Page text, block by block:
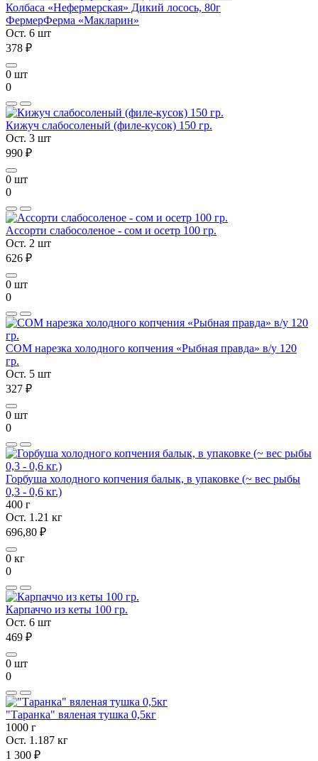
Колбаса «Нефермерская» Дикий лосось, 80г
ФермерФерма «Макларин»
Ост. 6 шт
378 ₽
0 шт
0
Кижуч слабосоленый (филе-кусок) 150 гр.
Ост. 3 шт
990 ₽
0 шт
0
Ассорти слабосоленое - сом и осетр 100 гр.
Ост. 2 шт
626 ₽
0 шт
0
СОМ нарезка холодного копчения «Рыбная правда» в/у 120
гр.
Ост. 5 шт
327 ₽
0 шт
0
Горбуша холодного копчения балык, в упаковке (~ вес рыбы
0,3 - 0,6 кг.)
400 г
Ост. 1.21 кг
696,80 ₽
0 кг
0
Карпаччо из кеты 100 гр.
Ост. 6 шт
469 ₽
0 шт
0
"Таранка" вяленая тушка 0,5кг
1000 г
Ост. 1.187 кг
1 300 ₽